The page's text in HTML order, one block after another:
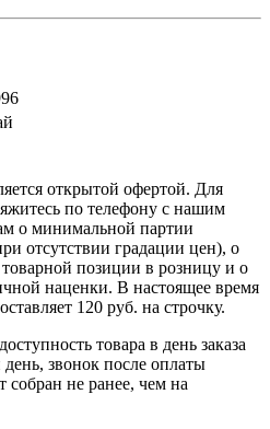
открытой офертой. Для
по телефону с нашим
о минимальной партии
отсутствии градации цен), о
позиции в розницу и о
наценки. В настоящее время
120 руб. на строчку.
товара в день заказа
звонок после оплаты
собран не ранее, чем на